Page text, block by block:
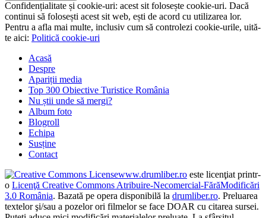
Confidențialitate și cookie-uri: acest sit folosește cookie-uri. Dacă
continui să folosești acest sit web, ești de acord cu utilizarea lor.
Pentru a afla mai multe, inclusiv cum să controlezi cookie-urile, uită-
te aici: Politică cookie-uri
Acasă
Despre
Apariții media
Top 300 Obiective Turistice România
Nu știi unde să mergi?
Album foto
Blogroll
Echipa
Susține
Contact
www.drumliber.ro este licenţiat printr-
o Licenţă Creative Commons Atribuire-Necomercial-FărăModificări
3.0 România. Bazată pe opera disponibilă la drumliber.ro. Preluarea
textelor şi/sau a pozelor ori filmelor se face DOAR cu citarea sursei.